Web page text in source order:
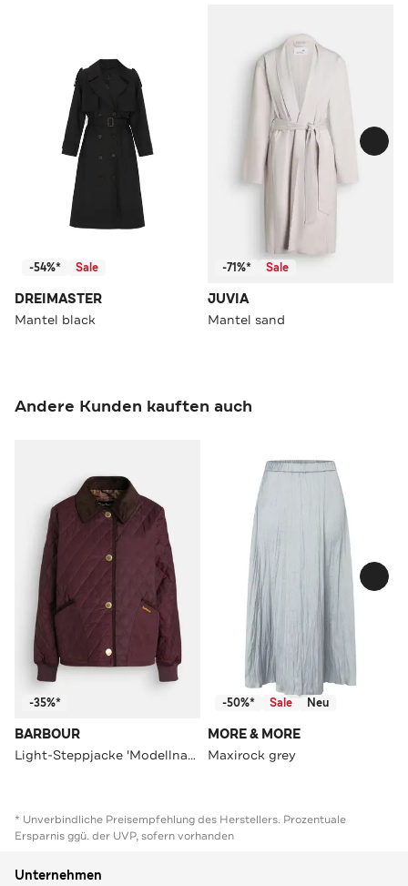
-54%* Sale
DREIMASTER
Mantel black
-71%* Sale
JUVIA
Mantel sand
Andere Kunden kauften auch
-35%*
BARBOUR
Light-Steppjacke 'Modellname' bordeaux
-50%* Sale Neu
MORE & MORE
Maxirock grey
* Unverbindliche Preisempfehlung des Herstellers. Prozentuale
Ersparnis ggü. der UVP, sofern vorhanden
Unternehmen